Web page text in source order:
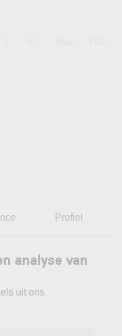
Profiel
analyse van
uit ons